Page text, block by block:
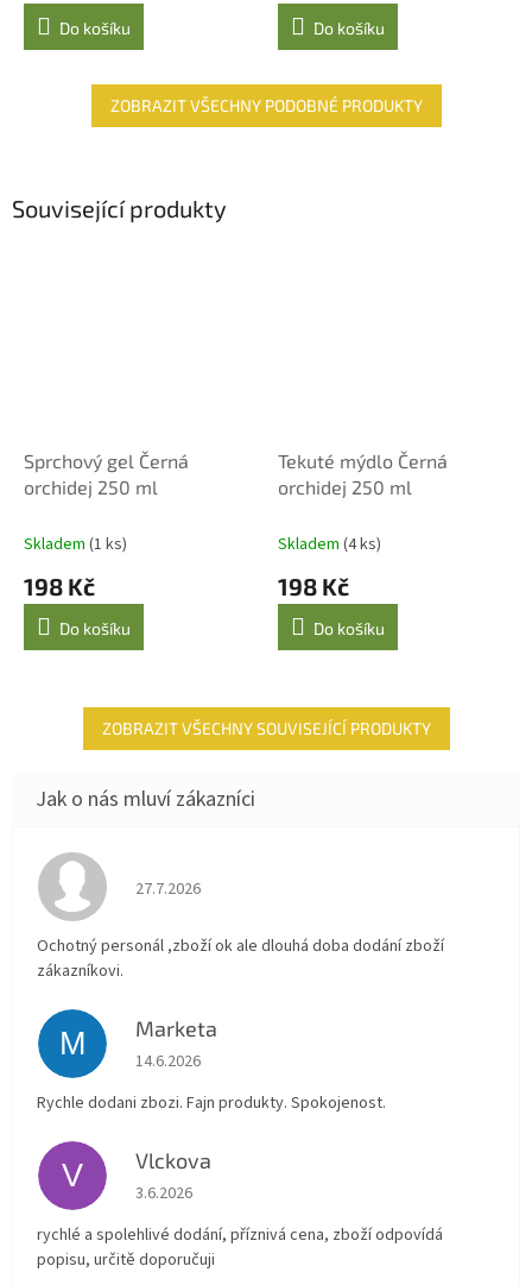
Do košíku Do košíku
ZOBRAZIT VŠECHNY PODOBNÉ PRODUKTY
Související produkty
Sprchový gel Černá
orchidej 250 ml
Skladem (1 ks)
198 Kč
Do košíku
Tekuté mýdlo Černá
orchidej 250 ml
Skladem (4 ks)
198 Kč
Do košíku
ZOBRAZIT VŠECHNY SOUVISEJÍCÍ PRODUKTY
Hodnocení obchodu je 4 z 5 hvězdiček.
27.7.2026
Ochotný personál ,zboží ok ale dlouhá doba dodání zboží
zákazníkovi.
M Marketa
Hodnocení obchodu je 5 z 5 hvězdiček.
14.6.2026
Rychle dodani zbozi. Fajn produkty. Spokojenost.
V Vlckova
Hodnocení obchodu je 5 z 5 hvězdiček.
3.6.2026
rychlé a spolehlivé dodání, příznivá cena, zboží odpovídá
popisu, určitě doporučuji